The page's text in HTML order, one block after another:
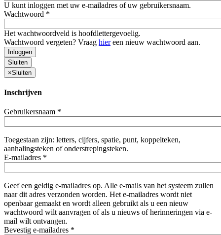
U kunt inloggen met uw e-mailadres of uw gebruikersnaam.
Wachtwoord *
Het wachtwoordveld is hoofdlettergevoelig.
Wachtwoord vergeten? Vraag hiereen nieuw wachtwoord aan.
Inloggen
Sluiten
×Sluiten
Inschrijven
Gebruikersnaam *
Toegestaan zijn: letters, cijfers, spatie, punt, koppelteken,
aanhalingsteken of onderstrepingsteken.
E-mailadres *
Geef een geldig e-mailadres op. Alle e-mails van het systeem zullen
naar dit adres verzonden worden. Het e-mailadres wordt niet
openbaar gemaakt en wordt alleen gebruikt als u een nieuw
wachtwoord wilt aanvragen of als u nieuws of herinneringen via e-
mail wilt ontvangen.
Bevestig e-mailadres *